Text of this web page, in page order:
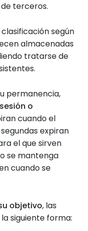
terceros.
según
almacenadas
tratarse de
permanencia,
o
cuando el
expiran
el que sirven
se mantenga
cuando se
objetivo, las
siguiente forma: